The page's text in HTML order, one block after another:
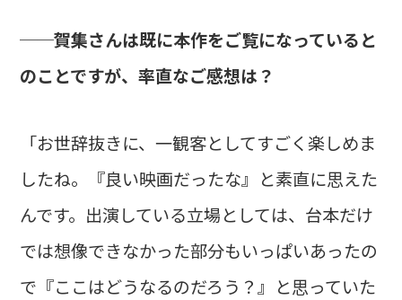
──賀集さんは既に本作をご覧になっていると
のことですが、率直なご感想は？
「お世辞抜きに、一観客としてすごく楽しめま
したね。『良い映画だったな』と素直に思えた
んです。出演している立場としては、台本だけ
では想像できなかった部分もいっぱいあったの
で『ここはどうなるのだろう？』と思っていた